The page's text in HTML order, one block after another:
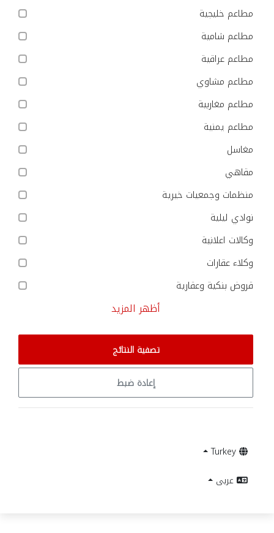
مطاعم خليجية
مطاعم شامية
مطاعم عراقية
مطاعم مشاوي
مطاعم مغاربية
مطاعم يمنية
مغاسل
مقاهي
منظمات وجمعيات خيرية
نوادي ليلية
وكالات اعلانية
وكلاء عقارات
قروض بنكية وعقارية
أظهر المزيد
تصفية النتائج
إعادة ضبط
Turkey
عربى